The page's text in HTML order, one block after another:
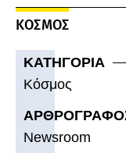
ΚΟΣΜΟΣ
ΚΑΤΗΓΟΡΙΑ
Κόσμος
Newsroom